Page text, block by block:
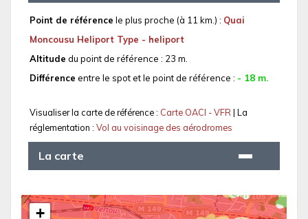
Point de référence le plus proche (à 11 km.) : Quai
Moncousu Heliport Type - heliport
Altitude du point de référence : 23 m.
Différence entre le spot et le point de référence : - 18 m.
Visualiser la carte de référence : Carte OACI - VFR| La
réglementation : Vol au voisinage des aérodromes
La carte